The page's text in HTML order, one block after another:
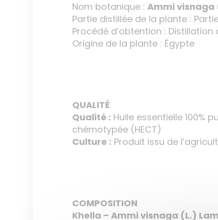
Nom botanique :Ammi visnaga
Partie distillée de la plante :
Procédé d’obtention : Distillation
Origine de la plante : Égypte
QUALITÉ
Qualité : Huile essentielle 100%
chémotypée (HECT)
Culture : Produit issu de
COMPOSITION
Khella – Ammi visnaga (L.)